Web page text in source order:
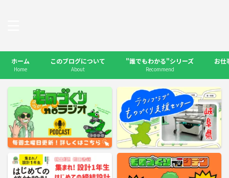
ホーム
Home
このブログについて
About
"誰でもわかる"シリーズ
Recommend
お仕